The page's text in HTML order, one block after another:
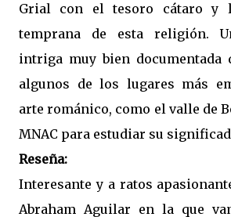
Grial con el tesoro cátaro y
temprana de esta religión.
intriga muy bien documentada
algunos de los lugares más
arte románico, como el valle de
MNAC para estudiar su
Reseña:
Interesante y a ratos
Abraham Aguilar en la que